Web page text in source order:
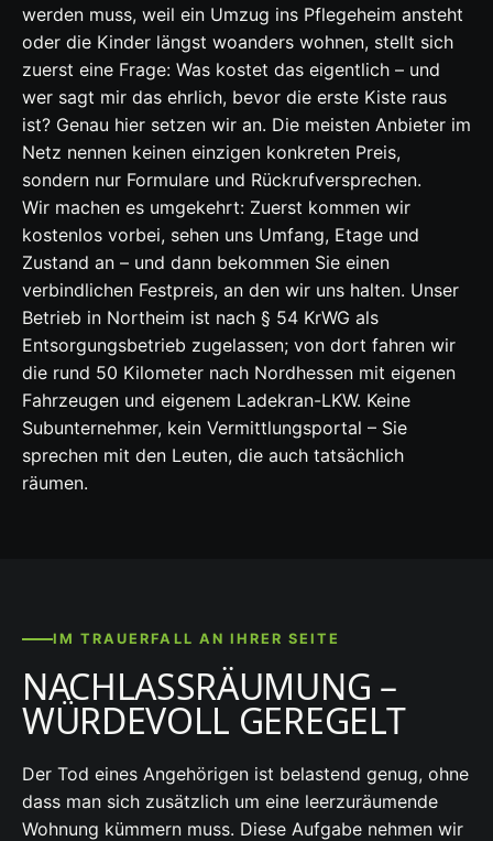
werden muss, weil ein Umzug ins Pflegeheim ansteht
oder die Kinder längst woanders wohnen, stellt sich
zuerst eine Frage: Was kostet das eigentlich – und
wer sagt mir das ehrlich, bevor die erste Kiste raus
ist? Genau hier setzen wir an. Die meisten Anbieter im
Netz nennen keinen einzigen konkreten Preis,
sondern nur Formulare und Rückrufversprechen.
Wir machen es umgekehrt: Zuerst kommen wir
kostenlos vorbei, sehen uns Umfang, Etage und
Zustand an – und dann bekommen Sie einen
verbindlichen Festpreis, an den wir uns halten. Unser
Betrieb in Northeim ist nach § 54 KrWG als
Entsorgungsbetrieb zugelassen; von dort fahren wir
die rund 50 Kilometer nach Nordhessen mit eigenen
Fahrzeugen und eigenem Ladekran-LKW. Keine
Subunternehmer, kein Vermittlungsportal – Sie
sprechen mit den Leuten, die auch tatsächlich
räumen.
IM TRAUERFALL AN IHRER SEITE
NACHLASSRÄUMUNG –
WÜRDEVOLL GEREGELT
Der Tod eines Angehörigen ist belastend genug, ohne
dass man sich zusätzlich um eine leerzuräumende
Wohnung kümmern muss. Diese Aufgabe nehmen wir